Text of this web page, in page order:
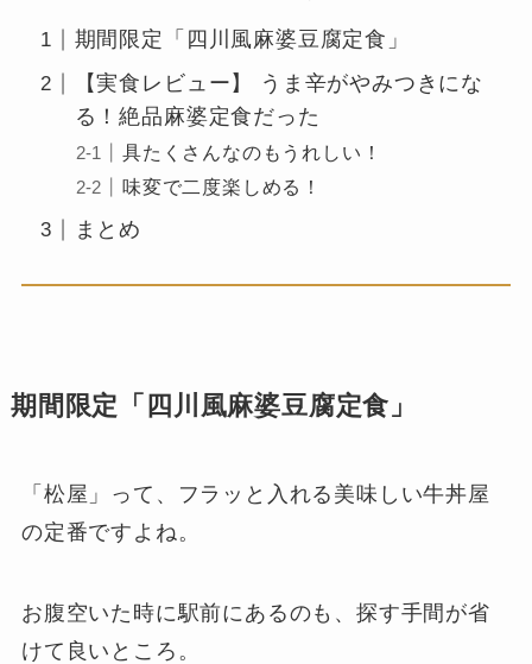
期間限定「四川風麻婆豆腐定食」
【実食レビュー】 うま辛がやみつきにな
る！絶品麻婆定食だった
具たくさんなのもうれしい！
味変で二度楽しめる！
まとめ
期間限定「四川風麻婆豆腐定食」
「松屋」って、フラッと入れる美味しい牛丼屋
の定番ですよね。
お腹空いた時に駅前にあるのも、探す手間が省
けて良いところ。